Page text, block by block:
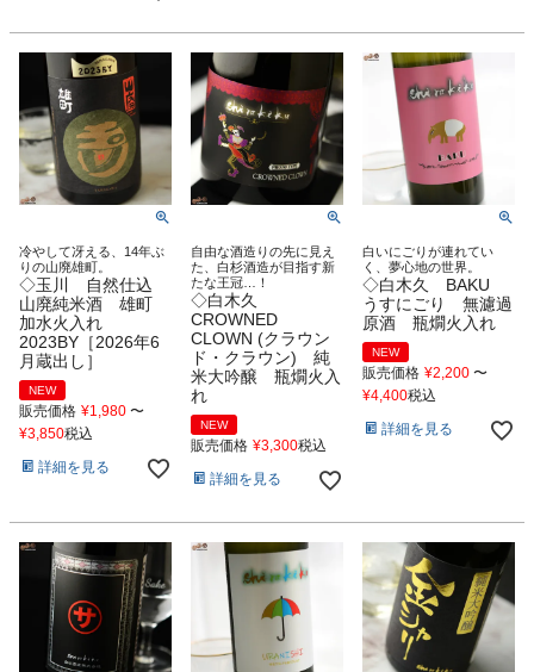
冷やして冴える、14年ぶ
りの山廃雄町。
◇玉川 自然仕込
山廃純米酒 雄町
加水火入れ
2023BY［2026年6
月蔵出し］
NEW
販売価格 ¥1,980 〜
¥3,850税込
詳細を見る
自由な酒造りの先に見え
た、白杉酒造が目指す新
たな王冠…！
◇白木久
CROWNED
CLOWN (クラウン
ド・クラウン) 純
米大吟醸 瓶燗火入
れ
NEW
販売価格 ¥3,300税込
詳細を見る
白いにごりが連れてい
く、夢心地の世界。
◇白木久 BAKU
うすにごり 無濾過
原酒 瓶燗火入れ
NEW
販売価格 ¥2,200 〜
¥4,400税込
詳細を見る